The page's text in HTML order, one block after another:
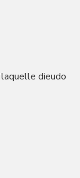
dieudo